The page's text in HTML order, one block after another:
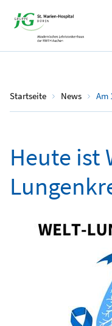
Startseite News Am
Heute ist